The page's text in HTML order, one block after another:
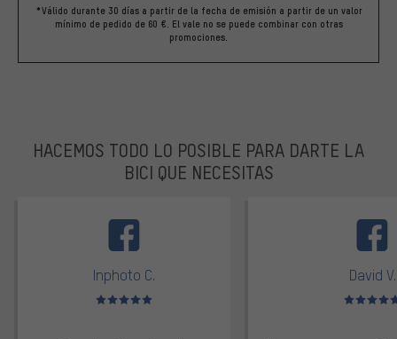
*Válido durante 30 días a partir de la fecha de emisión a partir de un valor
mínimo de pedido de 60 €. El vale no se puede combinar con otras
promociones.
HACEMOS TODO LO POSIBLE PARA DARTE LA
BICI QUE NECESITAS
Inphoto C.
Valoración media: 5 de 5
David V.
Valoración